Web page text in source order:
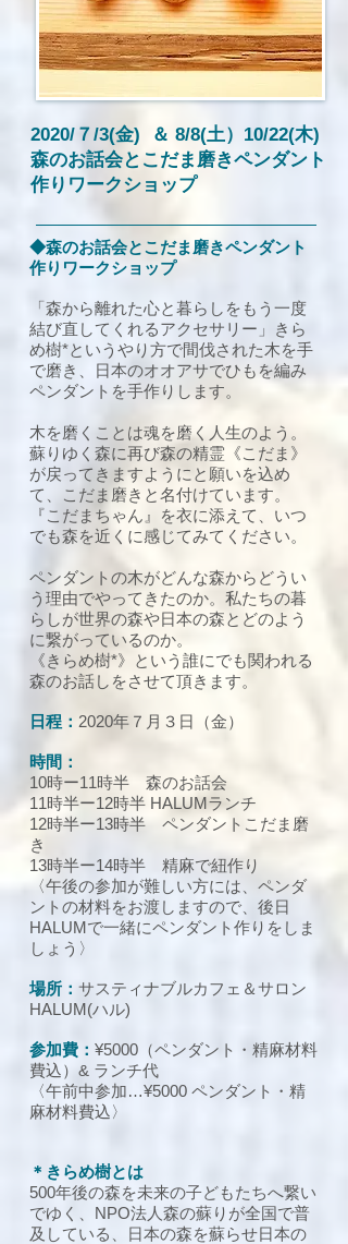
2020/７/3(金) ＆ 8/8(土）10/22(木)
​森のお話会とこだま磨きペンダント
作りワークショップ
◆森のお話会とこだま磨きペンダント
作りワークショップ
「森から離れた心と暮らしをもう一度
結び直してくれるアクセサリー」きら
め樹*というやり方で間伐された木を手
で磨き、日本のオオアサでひもを編み
ペンダントを手作りします。
木を磨くことは魂を磨く人生のよう。
蘇りゆく森に再び森の精霊《こだま》
が戻ってきますようにと願いを込め
て、こだま磨きと名付けています。
『こだまちゃん』を衣に添えて、いつ
でも森を近くに感じてみてください。
ペンダントの木がどんな森からどうい
う理由でやってきたのか。私たちの暮
らしが世界の森や日本の森とどのよう
に繋がっているのか。
《きらめ樹*》という誰にでも関われる
森のお話しをさせて頂きます。
日程： 2020年７月３日（金）
時間：
10時ー11時半 森のお話会
11時半ー12時半 HALUMランチ
12時半ー13時半 ペンダントこだま磨
き
13時半ー14時半 精麻で紐作り
〈午後の参加が難しい方には、ペンダ
ントの材料をお渡しますので、後日
HALUMで一緒にペンダント作りをしま
しょう〉
場所： サスティナブルカフェ＆サロン
HALUM(ハル)
参加費： ¥5000（ペンダント・精麻材料
費込）& ランチ代
〈午前中参加…¥5000 ペンダント・精
麻材料費込〉
＊きらめ樹とは
500年後の森を未来の子どもたちへ繋い
でゆく、NPO法人森の蘇りが全国で普
及している、日本の森を蘇らせ日本の